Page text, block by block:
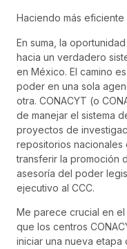
Haciendo más
En suma, la
hacia un verdadero
en México. El camino
poder en una sola
otra. CONACYT (o
de manejar el sistema
proyectos de
repositorios
transferir la promoción
asesoría del poder
ejecutivo al CCC.
Me parece crucial en el
que los centros
iniciar una nueva etapa